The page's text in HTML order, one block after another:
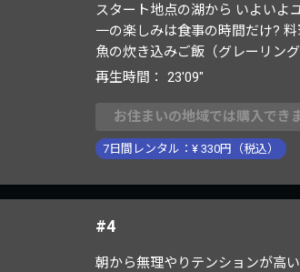
スタート地点の湖から いよいよ
一の楽しみは食事の時間だけ?
魚の炊き込みご飯（グレーリン
再生時間： 23'09"
お住まいの地域では購入でき
7 日間レンタル：¥ 330円（税込）
#4
朝から無理やりテンションが高